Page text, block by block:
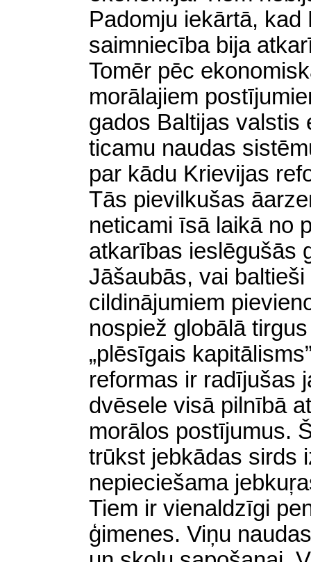
Padomju iekārtā,
saimniecība bija
Tomēr pēc
morālajiem
gados Baltijas valstis
ticamu naudas
par kādu Krievijas
Tās pievilkušas
neticami īsā laikā no
atkarības ieslēgušās
Jāšaubās, vai
cildinājumiem
nospiež globālā
„plēsīgais
reformas ir radījušas
dvēsele visā pilnībā
morālos postījumus.
trūkst jebkādas sirds
nepieciešama
Tiem ir vienaldzīgi
ģimenes. Viņu